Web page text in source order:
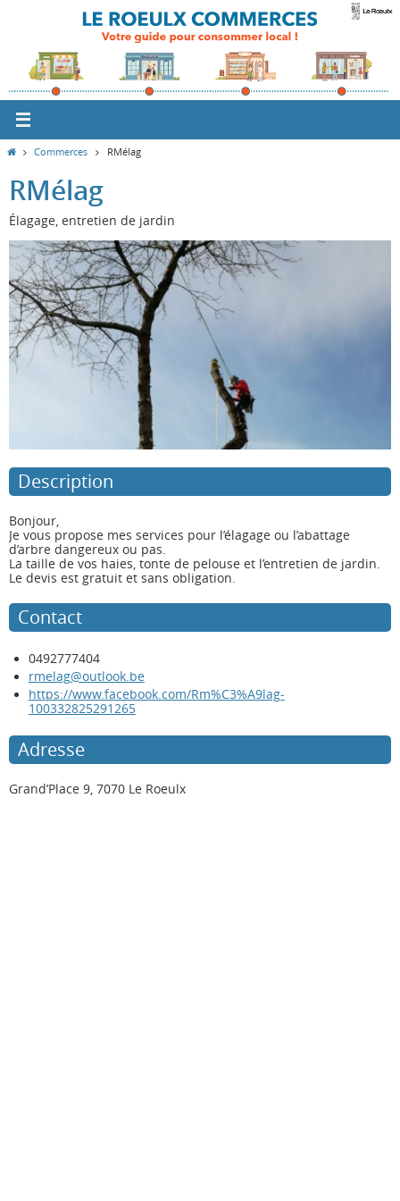
contenu
HomeCommerces RMélag
RMélag
Élagage, entretien de jardin
Description
Bonjour,
Je vous propose mes services pour l’élagage ou l’abattage
d’arbre dangereux ou pas.
La taille de vos haies, tonte de pelouse et l’entretien de jardin.
Le devis est gratuit et sans obligation.
Contact
0492777404
rmelag@outlook.be
https://www.facebook.com/Rm%C3%A9lag-
100332825291265
Adresse
Grand’Place 9, 7070 Le Roeulx